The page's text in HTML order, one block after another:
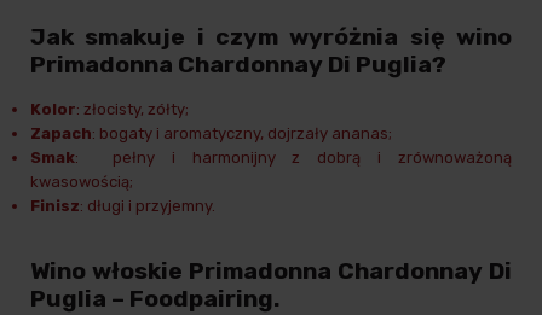
Jak smakuje i czym wyróżnia się wino
Primadonna Chardonnay Di Puglia?
Kolor: złocisty, zółty;
Zapach: bogaty i aromatyczny, dojrzały ananas;
Smak: pełny i harmonijny z dobrą i zrównoważoną
kwasowością;
Finisz: długi i przyjemny.
Wino włoskie Primadonna Chardonnay Di
Puglia – Foodpairing.